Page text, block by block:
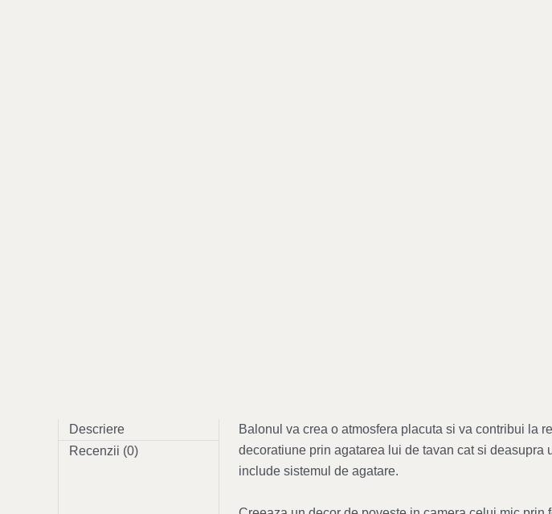
Descriere
Recenzii (0)
Balonul va crea o atmosfera placuta si va contribui la
decoratiune prin agatarea lui de tavan cat si
include sistemul de agatare.